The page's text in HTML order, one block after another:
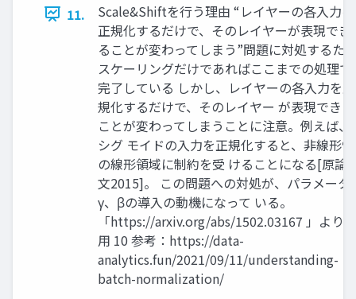
11.
Scale&Shiftを行う理由 “レイヤーの各入力を
正規化するだけで、そのレイヤーが表現でき
ることが変わってしまう”問題に対処するた
スケーリングだけであればここまでの処理で
完了している しかし、レイヤーの各入力を正
規化するだけで、そのレイヤー が表現できる
ことが変わってしまうことに注意。例えば、
シグ モイドの入力を正規化すると、非線形性
の線形領域に制約を受 けることになる[原論
文2015]。 この問題への対処が、パラメータ
γ、βの導入の動機になって いる。
「https://arxiv.org/abs/1502.03167 」より引
用 10 参考：https://data-
analytics.fun/2021/09/11/understanding-
batch-normalization/